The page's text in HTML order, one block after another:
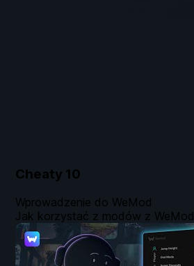
Cheaty 10
Wprowadzenie do WeMod
Jak korzystać z modów z WeMod